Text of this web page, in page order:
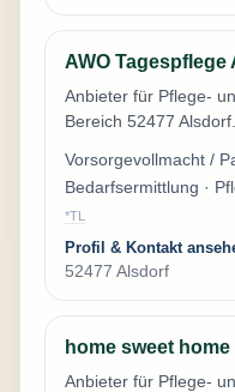
AWO
Anbieter für Pflege-
Bereich 52477 Alsdorf.
Vorsorgevollmacht /
Bedarfsermittlung ·
*TL
Profil & Kontakt
52477 Alsdorf
home sweet home
Anbieter für Pflege-